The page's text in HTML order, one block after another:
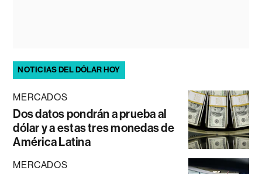
NOTICIAS DEL DÓLAR HOY
MERCADOS
Dos datos pondrán a prueba al
dólar y a estas tres monedas de
América Latina
MERCADOS